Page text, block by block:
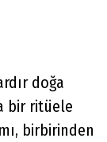
doğa
bir ritüele
birbirinden